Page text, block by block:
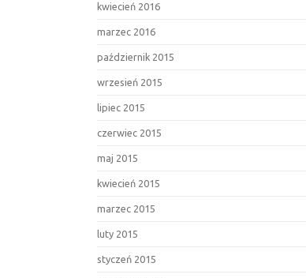
kwiecień 2016
marzec 2016
październik 2015
wrzesień 2015
lipiec 2015
czerwiec 2015
maj 2015
kwiecień 2015
marzec 2015
luty 2015
styczeń 2015